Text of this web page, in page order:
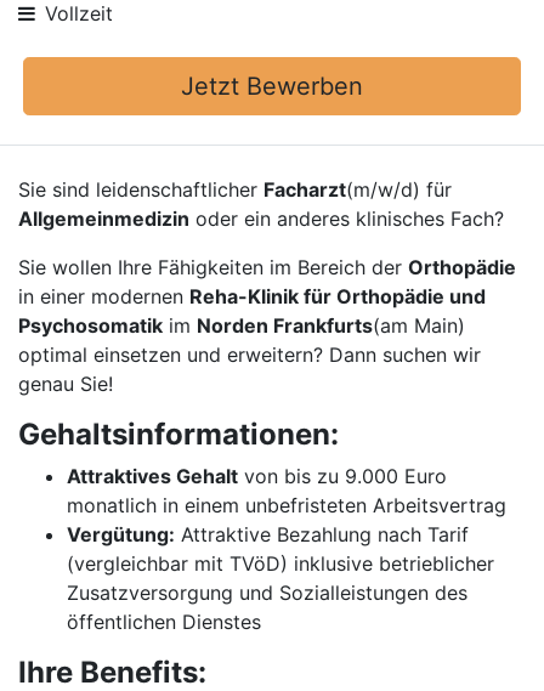
Vollzeit
Jetzt Bewerben
Sie sind leidenschaftlicher Facharzt(m/w/d) für
Allgemeinmedizin oder ein anderes klinisches Fach?
Sie wollen Ihre Fähigkeiten im Bereich der Orthopädie
in einer modernen Reha-Klinik für Orthopädie und
Psychosomatik im Norden Frankfurts(am Main)
optimal einsetzen und erweitern? Dann suchen wir
genau Sie!
Gehaltsinformationen:
Attraktives Gehalt von bis zu 9.000 Euro
monatlich in einem unbefristeten Arbeitsvertrag
Vergütung: Attraktive Bezahlung nach Tarif
(vergleichbar mit TVöD) inklusive betrieblicher
Zusatzversorgung und Sozialleistungen des
öffentlichen Dienstes
Ihre Benefits: